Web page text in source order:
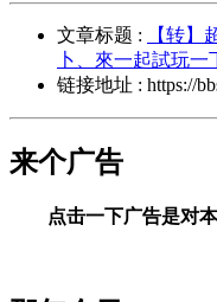
文章标题 :
【转】
卜、來一起試玩一
链接地址 : https://
来个广告
点击一下广告是对